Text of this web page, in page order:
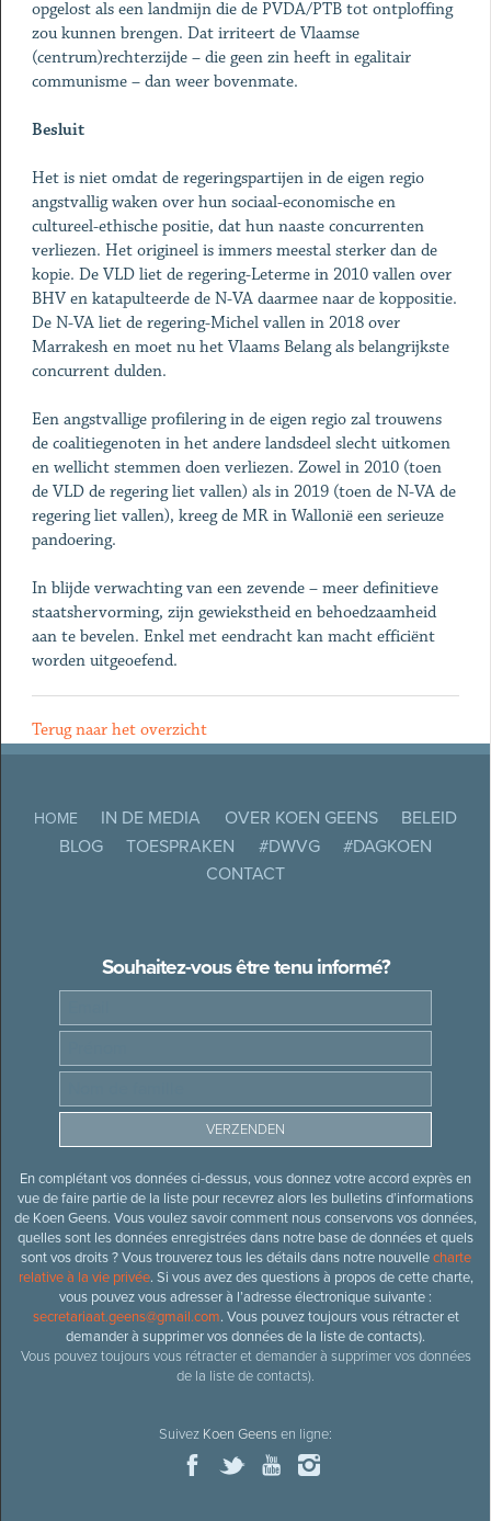
opgelost als een landmijn die de PVDA/PTB tot ontploffing
zou kunnen brengen. Dat irriteert de Vlaamse
(centrum)rechterzijde – die geen zin heeft in egalitair
communisme – dan weer bovenmate.
Besluit
Het is niet omdat de regeringspartijen in de eigen regio
angstvallig waken over hun sociaal-economische en
cultureel-ethische positie, dat hun naaste concurrenten
verliezen. Het origineel is immers meestal sterker dan de
kopie. De VLD liet de regering-Leterme in 2010 vallen over
BHV en katapulteerde de N-VA daarmee naar de koppositie.
De N-VA liet de regering-Michel vallen in 2018 over
Marrakesh en moet nu het Vlaams Belang als belangrijkste
concurrent dulden.
Een angstvallige profilering in de eigen regio zal trouwens
de coalitiegenoten in het andere landsdeel slecht uitkomen
en wellicht stemmen doen verliezen. Zowel in 2010 (toen
de VLD de regering liet vallen) als in 2019 (toen de N-VA de
regering liet vallen), kreeg de MR in Wallonië een serieuze
pandoering.
In blijde verwachting van een zevende – meer definitieve
staatshervorming, zijn gewiekstheid en behoedzaamheid
aan te bevelen. Enkel met eendracht kan macht efficiënt
worden uitgeoefend.
Terug naar het overzicht
HOME IN DE MEDIA OVER KOEN GEENS
BELEID
BLOG
TOESPRAKEN #DWVG
#DAGKOEN
CONTACT
Souhaitez-vous être tenu informé?
En complétant vos données ci-dessus, vous donnez votre accord exprès en
vue de faire partie de la liste pour recevrez alors les bulletins d’informations
de Koen Geens. Vous voulez savoir comment nous conservons vos données,
quelles sont les données enregistrées dans notre base de données et quels
sont vos droits ? Vous trouverez tous les détails dans notre nouvellecharte
relative à la vie privée. Si vous avez des questions à propos de cette charte,
vous pouvez vous adresser à l’adresse électronique suivante :
secretariaat.geens@gmail.com. Vous pouvez toujours vous rétracter et
demander à supprimer vos données de la liste de contacts).
Vous pouvez toujours vous rétracter et demander à supprimer vos données
de la liste de contacts).
Suivez Koen Geensen ligne: